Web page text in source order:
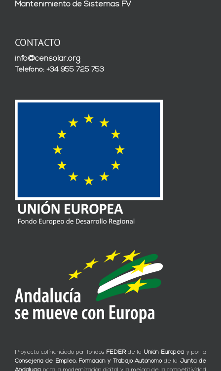
Mantenimiento de Sistemas FV
CONTACTO
info@censolar.org
Teléfono: +34 955 725 753
Proyecto cofinanciado por fondos FEDERde la Unión Europea y por la
Consejería de Empleo, Formación y Trabajo Autónomode la Junta de